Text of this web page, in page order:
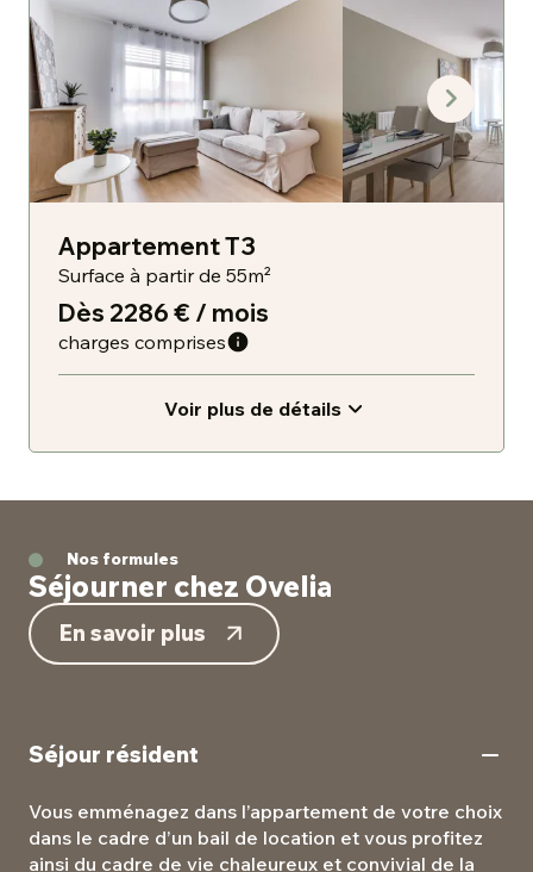
Appartement T3
Surface à partir de 55m²
Dès 2286 € / mois
charges comprises
Voir plus de détails
Nos formules
Séjourner chez Ovelia
En savoir plus
Séjour résident
Vous emménagez dans l’appartement de votre choix
dans le cadre d’un bail de location et vous profitez
ainsi du cadre de vie chaleureux et convivial de la